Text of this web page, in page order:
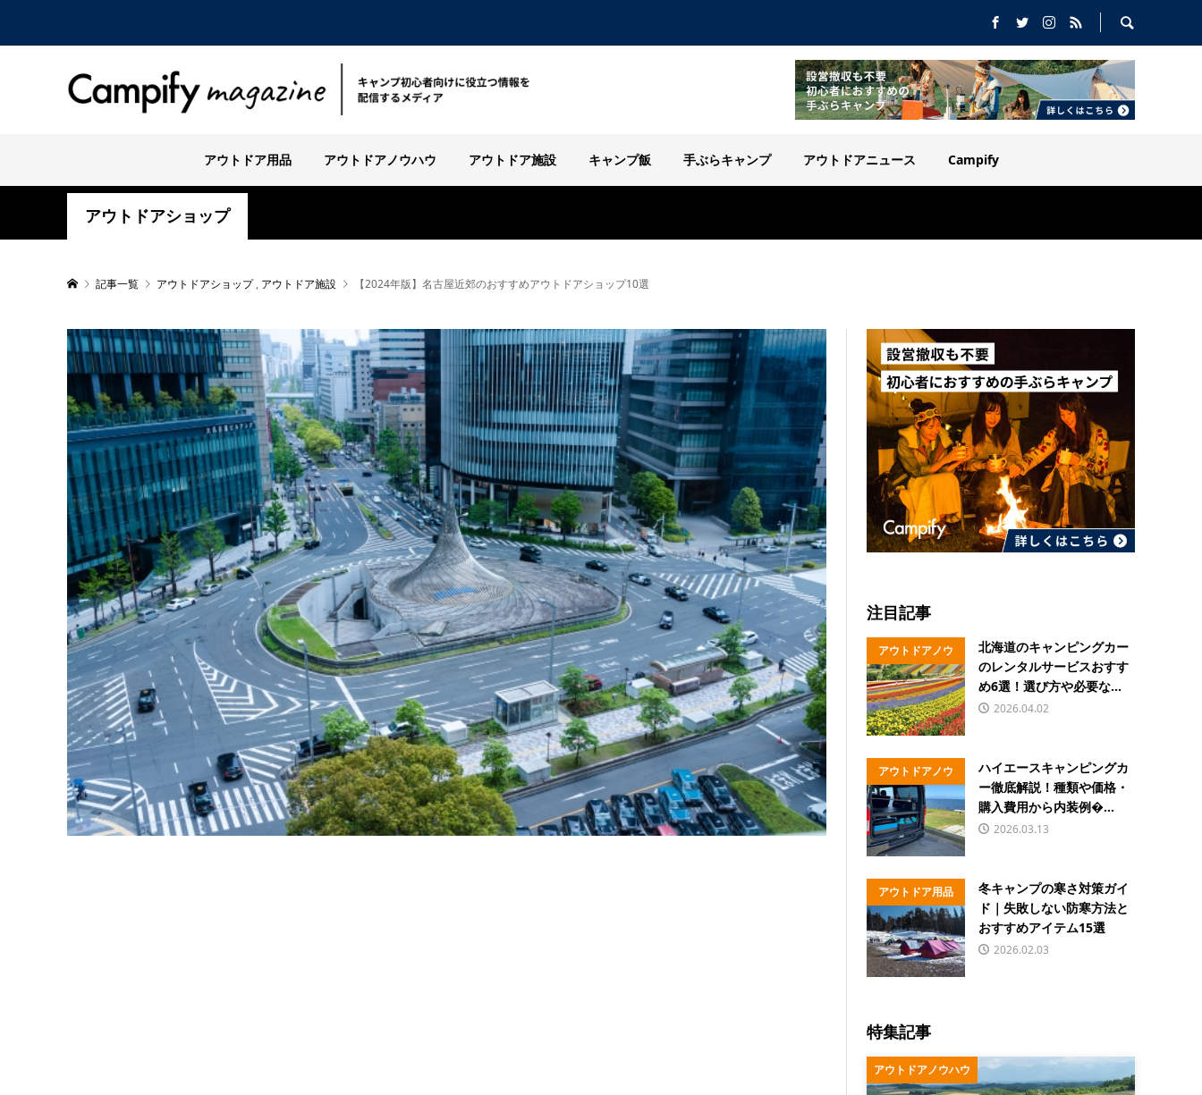
アウトドア用品 アウトドアノウハウ アウトドア施設 キャンプ飯 手ぶらキャンプ アウトドアニュース Campify
アウトドアショップ
記事一覧 アウトドアショップ , アウトドア施設 【2024年版】名古屋近郊のおすすめアウトドアショップ10選
注目記事
アウトドアノウ
ハウ
北海道のキャンピングカー
のレンタルサービスおすす
め6選！選び方や必要な...
2026.04.02
アウトドアノウ
ハウ
ハイエースキャンピングカ
ー徹底解説！種類や価格・
購入費用から内装例�...
2026.03.13
アウトドア用品
冬キャンプの寒さ対策ガイ
ド｜失敗しない防寒方法と
おすすめアイテム15選
2026.02.03
特集記事
アウトドアノウハウ